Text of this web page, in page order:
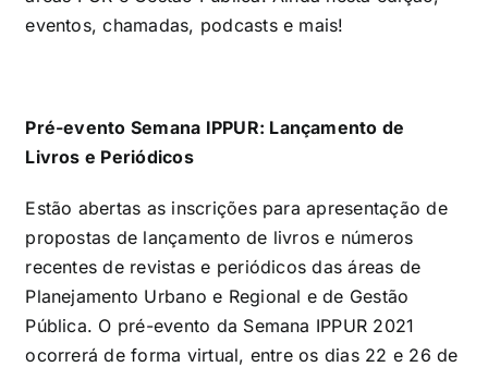
eventos, chamadas, podcasts e mais!
Pré-evento Semana IPPUR: Lançamento de
Livros e Periódicos
Estão abertas as inscrições para apresentação de
propostas de lançamento de livros e números
recentes de revistas e periódicos das áreas de
Planejamento Urbano e Regional e de Gestão
Pública. O pré-evento da Semana IPPUR 2021
ocorrerá de forma virtual, entre os dias 22 e 26 de